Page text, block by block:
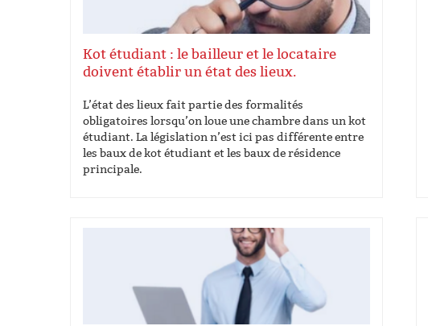
Kot étudiant : le bailleur et le locataire
doivent établir un état des lieux.
L’état des lieux fait partie des formalités
obligatoires lorsqu’on loue une chambre dans un kot
étudiant. La législation n’est ici pas différente entre
les baux de kot étudiant et les baux de résidence
principale.